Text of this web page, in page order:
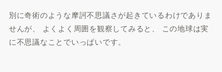
別に奇術のような摩訶不思議さが起きているわけでありま
せんが、 よくよく周囲を観察してみると、 この地球は実
に不思議なことでいっぱいです。